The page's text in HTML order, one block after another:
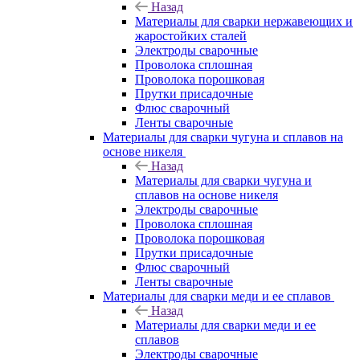
Назад
Материалы для сварки нержавеющих и
жаростойких сталей
Электроды сварочные
Проволока сплошная
Проволока порошковая
Прутки присадочные
Флюс сварочный
Ленты сварочные
Материалы для сварки чугуна и сплавов на
основе никеля
Назад
Материалы для сварки чугуна и
сплавов на основе никеля
Электроды сварочные
Проволока сплошная
Проволока порошковая
Прутки присадочные
Флюс сварочный
Ленты сварочные
Материалы для сварки меди и ее сплавов
Назад
Материалы для сварки меди и ее
сплавов
Электроды сварочные